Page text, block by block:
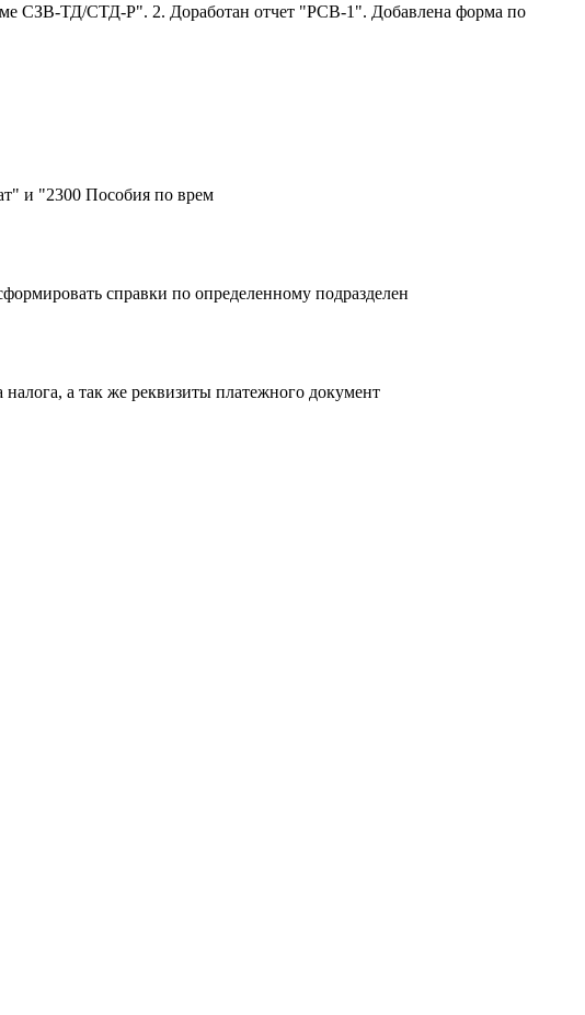
СЗВ-ТД/СТД-Р". 2. Доработан отчет "РСВ-1". Добавлена форма по
и "2300 Пособия по врем
справки по определенному подразделен
а так же реквизиты платежного документ